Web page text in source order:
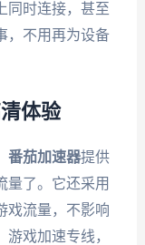
同时连接，甚至
，不用再为设备
体验
番茄加速器提供
量了。它还采用
戏流量，不影响
戏加速专线，